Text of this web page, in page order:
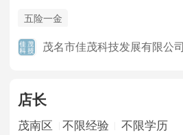
五险一金
茂名市佳茂科技发展有限公司
店长
茂南区 不限经验 不限学历